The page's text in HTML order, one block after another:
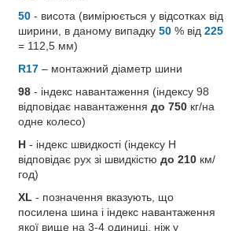
50 - висота (вимірюється у відсотках від
ширини, в даному випадку 50 % від 225
= 112,5 мм)
R17 – монтажний діаметр шини
98 - індекс навантаження (індексу 98
відповідає навантаження до 750 кг/на
одне колесо)
H - індекс швидкості (індексу H
відповідає рух зі швидкістю до 210 км/
год)
XL - позначення вказують, що
посилена шина і індекс навантаження
якої вище на 3-4 одиниці, ніж у